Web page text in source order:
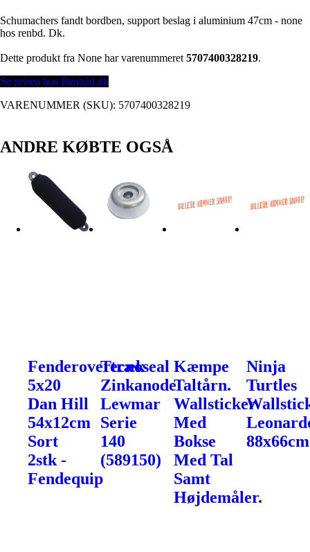
Schumachers fandt bordben, support beslag i aluminium 47cm - none
hos renbd. Dk.
Dette produkt fra None har varenummeret 5707400328219.
Se prisen hos Renbåd.dk
VARENUMMER (SKU): 5707400328219
ANDRE KØBTE OGSÅ
Fenderovertræk
5x20
Dan Hill
54x12cm
Sort
2stk -
Fendequip
Tecnoseal
Zinkanode
Lewmar
Serie
140
(589150)
Kæmpe
Taltårn.
Wallsticker
Med
Bokse
Med Tal
Samt
Højdemåler.
Ninja
Turtles
88x66cm